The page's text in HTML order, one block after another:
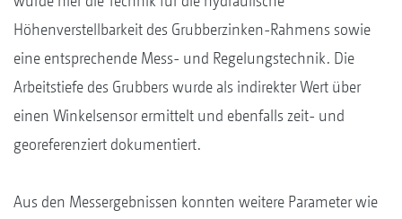
Höhenverstellbarkeit des Grubberzinken-Rahmens sowie
eine entsprechende Mess- und Regelungstechnik. Die
Arbeitstiefe des Grubbers wurde als indirekter Wert über
einen Winkelsensor ermittelt und ebenfalls zeit- und
georeferenziert dokumentiert.
Aus den Messergebnissen konnten weitere Parameter wie